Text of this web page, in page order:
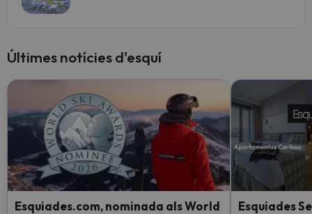
Últimes notícies d'esquí
Esquiades.com, nominada als World
Esquiades